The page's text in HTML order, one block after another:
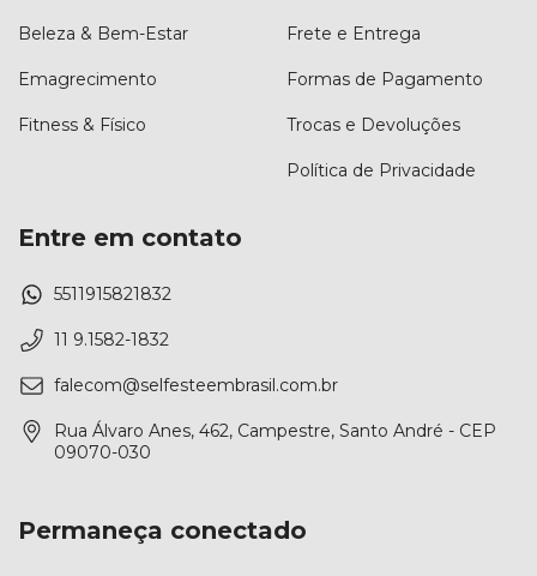
Beleza & Bem-Estar
Emagrecimento
Fitness & Físico
Frete e Entrega
Formas de Pagamento
Trocas e Devoluções
Política de Privacidade
Entre em contato
5511915821832
11 9.1582-1832
falecom@selfesteembrasil.com.br
Rua Álvaro Anes, 462, Campestre, Santo André - CEP
09070-030
Permaneça conectado